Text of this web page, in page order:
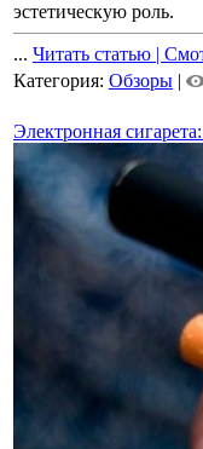
эстетическую роль.
... Читать статью |
Категория: Обзоры |
Электронная